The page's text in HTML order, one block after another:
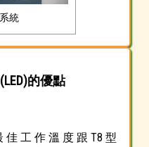
統
的優點
佳 工 作 溫 度 跟 T8 型